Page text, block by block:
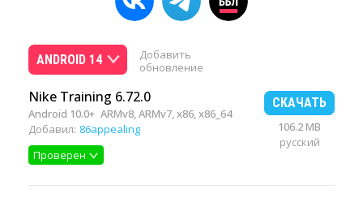
ANDROID 14
Добавить
обновление
Nike Training 6.72.0
Android 10.0+ ARMv8, ARMv7, x86, x86_64
Добавил: 86appealing
Проверен
СКАЧАТЬ
106.2 MB
русский